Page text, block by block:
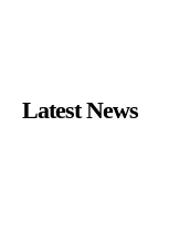
Latest News